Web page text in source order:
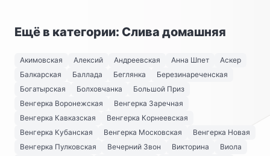
Ещё в категории: Слива домашняя
Акимовская Алексий Андреевская Анна Шпет
Аскер
Балкарская
Баллада Беглянка
Березинареченская
Богатырская
Болховчанка
Большой Приз
Венгерка Воронежская
Венгерка Заречная
Венгерка Кавказская
Венгерка Корнеевская
Венгерка Кубанская
Венгерка Московская
Венгерка Новая
Венгерка Пулковская
Вечерний Звон Викторина
Виола